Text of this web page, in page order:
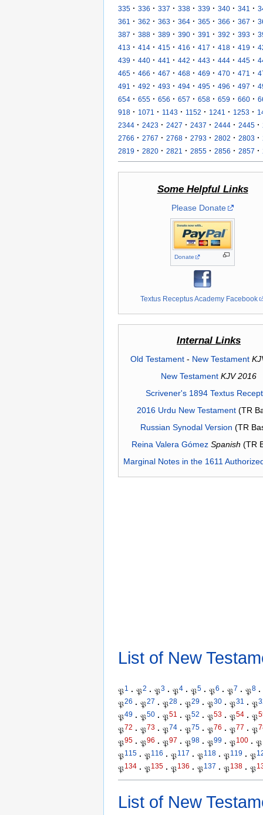
335 · 336 · 337 · 338 · 339 · 340 · 341 ·
361
· 362 · 363 · 364 · 365 · 366 · 367 ·
387 · 388 · 389 · 390 · 391 · 392 · 393 ·
413 · 414 · 415 · 416 · 417 · 418 · 419 ·
439 · 440 · 441 · 442 · 443 · 444 · 445 ·
465 · 466 · 467 · 468 · 469 · 470 · 471 ·
491
· 492 · 493 · 494 · 495 · 496 · 497 ·
654 · 655 · 656 · 657 · 658 · 659 · 660 ·
918 · 1071 · 1143 · 1152 · 1241 · 1253 ·
2344 · 2423 · 2427 · 2437 · 2444 · 2445 ·
2766 · 2767 · 2768 · 2793 · 2802 · 2803 ·
2819 · 2820 · 2821 · 2855 · 2856 · 2857 ·
Some Helpful Links
Please Donate
Donate
Textus Receptus Academy Facebook
Internal Links
Old Testament- New Testament
New Testament KJV 2016
Scrivener's 1894 Textus
2016 Urdu New Testament(TR
Russian Synodal Version (TR
Reina Valera Gómez Spanish (TR
Marginal Notes in the 1611
List of New
𝔓1 · 𝔓2 · 𝔓3 · 𝔓4 · 𝔓5 · 𝔓6 · 𝔓7 · 𝔓8 ·
𝔓26 · 𝔓27 · 𝔓28 · 𝔓29 · 𝔓30 · 𝔓31 · 𝔓
𝔓49 · 𝔓50 · 𝔓51 · 𝔓52 · 𝔓53 · 𝔓54 · 𝔓
𝔓72 · 𝔓73 · 𝔓74 · 𝔓75 · 𝔓76 · 𝔓77 · 𝔓
𝔓95 · 𝔓96 · 𝔓97 · 𝔓98 · 𝔓99 · 𝔓100 · 𝔓
𝔓115 · 𝔓116 · 𝔓117 · 𝔓118 · 𝔓119 · 𝔓
𝔓134 · 𝔓135 · 𝔓136 · 𝔓137 · 𝔓138 · 𝔓
List of New